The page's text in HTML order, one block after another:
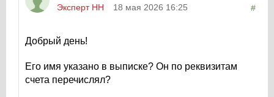
Эксперт НН 18 мая 2026 16:25 #
Добрый день!
Его имя указано в выписке? Он по реквизитам
счета перечислял?